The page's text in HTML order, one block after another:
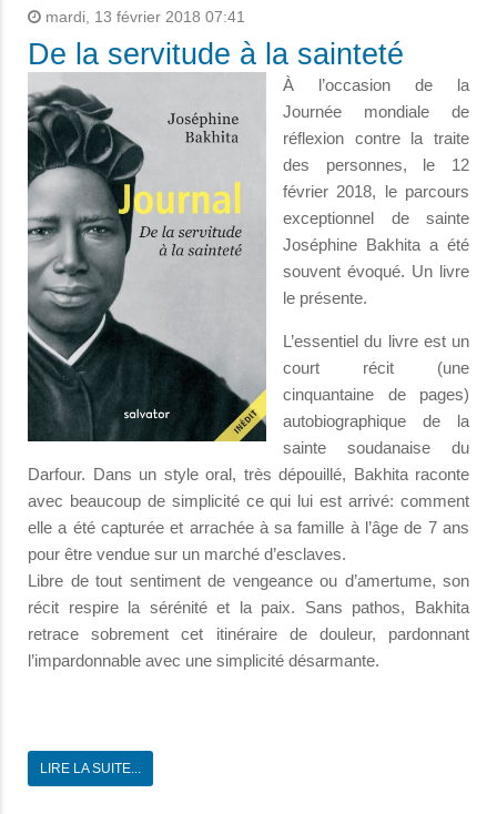
mardi, 13 février 2018 07:41
De la servitude à la sainteté
À l’occasion de la
Journée mondiale de
réflexion contre la traite
des personnes, le 12
février 2018, le parcours
exceptionnel de sainte
Joséphine Bakhita a été
souvent évoqué. Un livre
le présente.
L’essentiel du livre est un
court récit (une
cinquantaine de pages)
autobiographique de la
sainte soudanaise du
Darfour. Dans un style oral, très dépouillé, Bakhita raconte
avec beaucoup de simplicité ce qui lui est arrivé: comment
elle a été capturée et arrachée à sa famille à l’âge de 7 ans
pour être vendue sur un marché d’esclaves.
Libre de tout sentiment de vengeance ou d’amertume, son
récit respire la sérénité et la paix. Sans pathos, Bakhita
retrace sobrement cet itinéraire de douleur, pardonnant
l’impardonnable avec une simplicité désarmante.
LIRE LA SUITE...